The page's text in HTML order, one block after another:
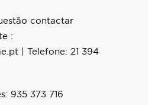
contactar
:
| Telefone: 21 394
935 373 716